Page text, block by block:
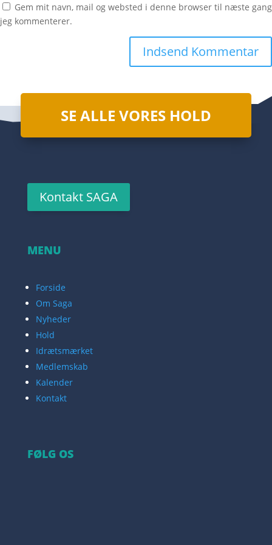
Gem mit navn, mail og websted i denne browser til næste gang
jeg kommenterer.
SE ALLE VORES HOLD
Kontakt SAGA
MENU
Forside
Om Saga
Nyheder
Hold
Idrætsmærket
Medlemskab
Kalender
Kontakt
FØLG OS